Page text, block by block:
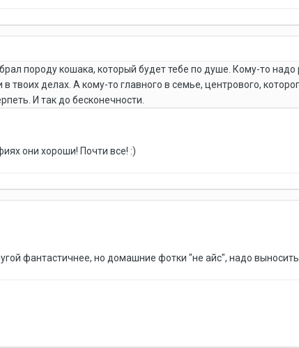
породу кошака, который будет тебе по душе. Кому-то
в твоих делах. А кому-то главного в семье, центрового,
И так до бесконечности.
они хороши! Почти все! :)
фантастичнее, но домашние фотки "не айс", надо